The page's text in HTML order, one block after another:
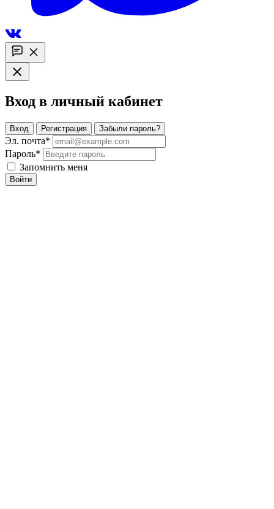
Вход в личный кабинет
Вход Регистрация Забыли пароль?
Эл. почта*
Пароль*
Запомнить меня
Войти